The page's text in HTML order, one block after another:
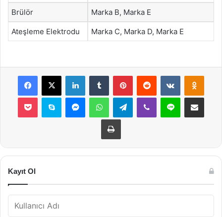
Brülör Marka B, Marka E
Ateşleme Elektrodu Marka C, Marka D, Marka E
Facebook
X LinkedInTumblr PinterestReddit VKontakte
Pocket Skype MessengerWhatsAppTelegramViber Line E-Posta ile
Yazdır
Kayıt Ol